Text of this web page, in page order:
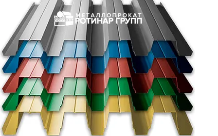
Профнастил профлист Н57
Профнастил профлист Н60
Профнастил профлист Н114